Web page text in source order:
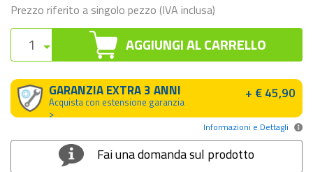
Prezzo riferito a singolo pezzo (IVA inclusa)
AGGIUNGI AL CARRELLO
GARANZIA EXTRA 3 ANNI
Acquista con estensione garanzia
>
+ € 45,90
Informazioni e Dettagli
Fai una domanda sul prodotto